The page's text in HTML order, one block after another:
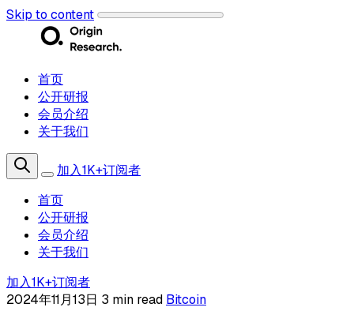
Skip to content
首页
公开研报
会员介绍
关于我们
加入1K+订阅者
首页
公开研报
会员介绍
关于我们
加入1K+订阅者
2024年11月13日 3 min read Bitcoin